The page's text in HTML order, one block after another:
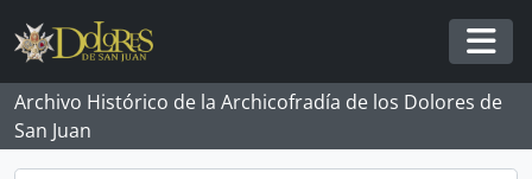
Skip to main content
Archivo Histórico de la Archicofradía de los Dolores de
San Juan